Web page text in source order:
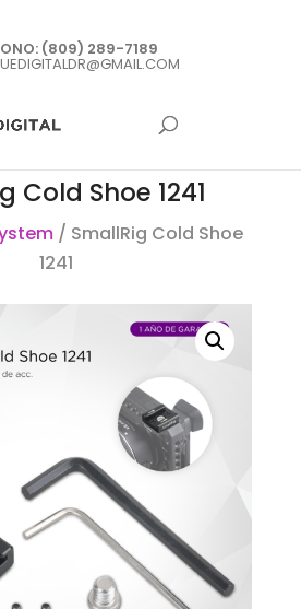
(809) 289-7189
Cold Shoe 1241
/ SmallRig Cold Shoe
1241